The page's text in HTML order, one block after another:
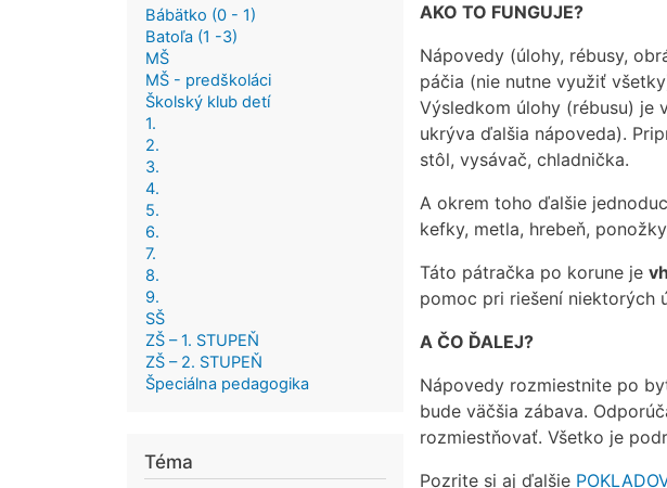
AKO TO FUNGUJE?
Nápovedy (úlohy, rébusy,
páčia (nie nutne využiť
Výsledkom úlohy (rébusu) je
ukrýva ďalšia nápoveda).
stôl, vysávač, chladnička.
A okrem toho ďalšie
kefky, metla, hrebeň,
Táto pátračka po korune je
pomoc pri riešení niektorých
A ČO ĎALEJ?
Nápovedy rozmiestnite po
bude väčšia zábava.
rozmiestňovať. Všetko je
Pozrite si aj ďalšie
Bábätko (0 - 1)
Batoľa (1 -3)
MŠ
MŠ - predškoláci
Školský klub detí
1.
2.
3.
4.
5.
6.
7.
8.
9.
SŠ
ZŠ – 1. STUPEŇ
ZŠ – 2. STUPEŇ
Špeciálna pedagogika
Téma